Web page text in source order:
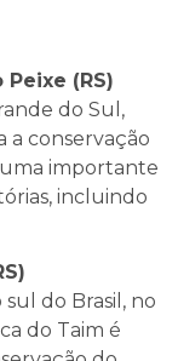
(RS)
do Sul,
a conservação
uma importante
incluindo
do Brasil, no
do Taim é